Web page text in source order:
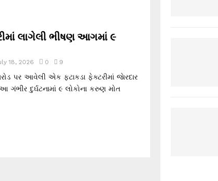
લાગેલી ભીષણ આગમાં ૯
18, 2026 0 9
પર આવેલી એક ફટાકડા ફેક્ટરીમાં જાેરદાર
દુર્ઘટનામાં ૯ લોકોના કરુણ મોત